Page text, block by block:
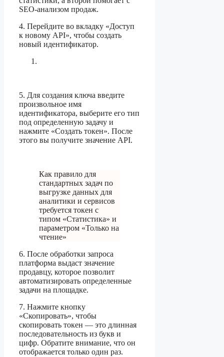
SEO-анализом продаж.
4. Перейдите во вкладку «Доступ
к новому API», чтобы создать
новый идентификатор.
5. Для создания ключа введите
произвольное имя
идентификатора, выберите его тип
под определенную задачу и
нажмите «Создать токен». После
этого вы получите значение API.
Как правило для
стандартных задач по
выгрузке данных для
аналитики и сервисов
требуется токен с
типом «Статистика» и
параметром «Только на
чтение»
6. После обработки запроса
платформа выдаст значение
продавцу, которое позволит
автоматизировать определенные
задачи на площадке.
7. Нажмите кнопку
«Скопировать», чтобы
скопировать токен — это длинная
последовательность из букв и
цифр. Обратите внимание, что он
отображается только один раз.